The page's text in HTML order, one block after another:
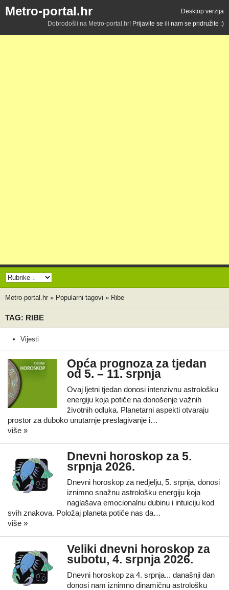
Metro-portal.hr
Desktop verzija
Dobrodošli na Metro-portal.hr! Prijavite se ili nam se pridružite :)
Metro-portal.hr » Popularni tagovi » Ribe
TAG: RIBE
Vijesti
Opća prognoza za tjedan
od 5. – 11. srpnja
Ovaj ljetni tjedan donosi intenzivnu astrološku
energiju koja potiče na donošenje važnih
životnih odluka. Planetarni aspekti otvaraju
prostor za duboko unutarnje preslagivanje i…
više »
Dnevni horoskop za 5.
srpnja 2026.
Dnevni horoskop za nedjelju, 5. srpnja, donosi
iznimno snažnu astrološku energiju koja
naglašava emocionalnu dubinu i intuiciju kod
svih znakova. Položaj planeta potiče nas da…
više »
Veliki dnevni horoskop za
subotu, 4. srpnja 2026.
Dnevni horoskop za 4. srpnja... današnji dan
donosi nam iznimno dinamičnu astrološku